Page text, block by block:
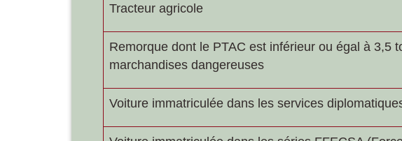
Tracteur agricole
Remorque dont le PTAC est inférieur ou égal à 3,5
marchandises dangereuses
Voiture immatriculée dans les services